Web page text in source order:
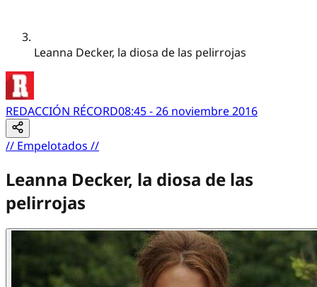
Leanna Decker, la diosa de las pelirrojas
REDACCIÓN RÉCORD08:45 - 26 noviembre 2016
// Empelotados //
Leanna Decker, la diosa de las
pelirrojas